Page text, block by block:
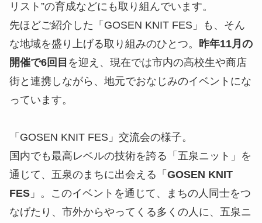
リスト”の育成などにも取り組んでいます。
先ほどご紹介した「GOSEN KNIT FES」も、そん
な地域を盛り上げる取り組みのひとつ。 昨年11月の
開催で6回目 を迎え、現在では市内の高校生や商店
街と連携しながら、地元でおなじみのイベントにな
っています。
「GOSEN KNIT FES」交流会の様子。
国内でも最高レベルの技術を誇る「五泉ニット」を
通じて、五泉のまちに出会える「 GOSEN KNIT
FES 」。このイベントを通じて、まちの人同士をつ
なげたり、市外からやってくる多くの人に、五泉ニ